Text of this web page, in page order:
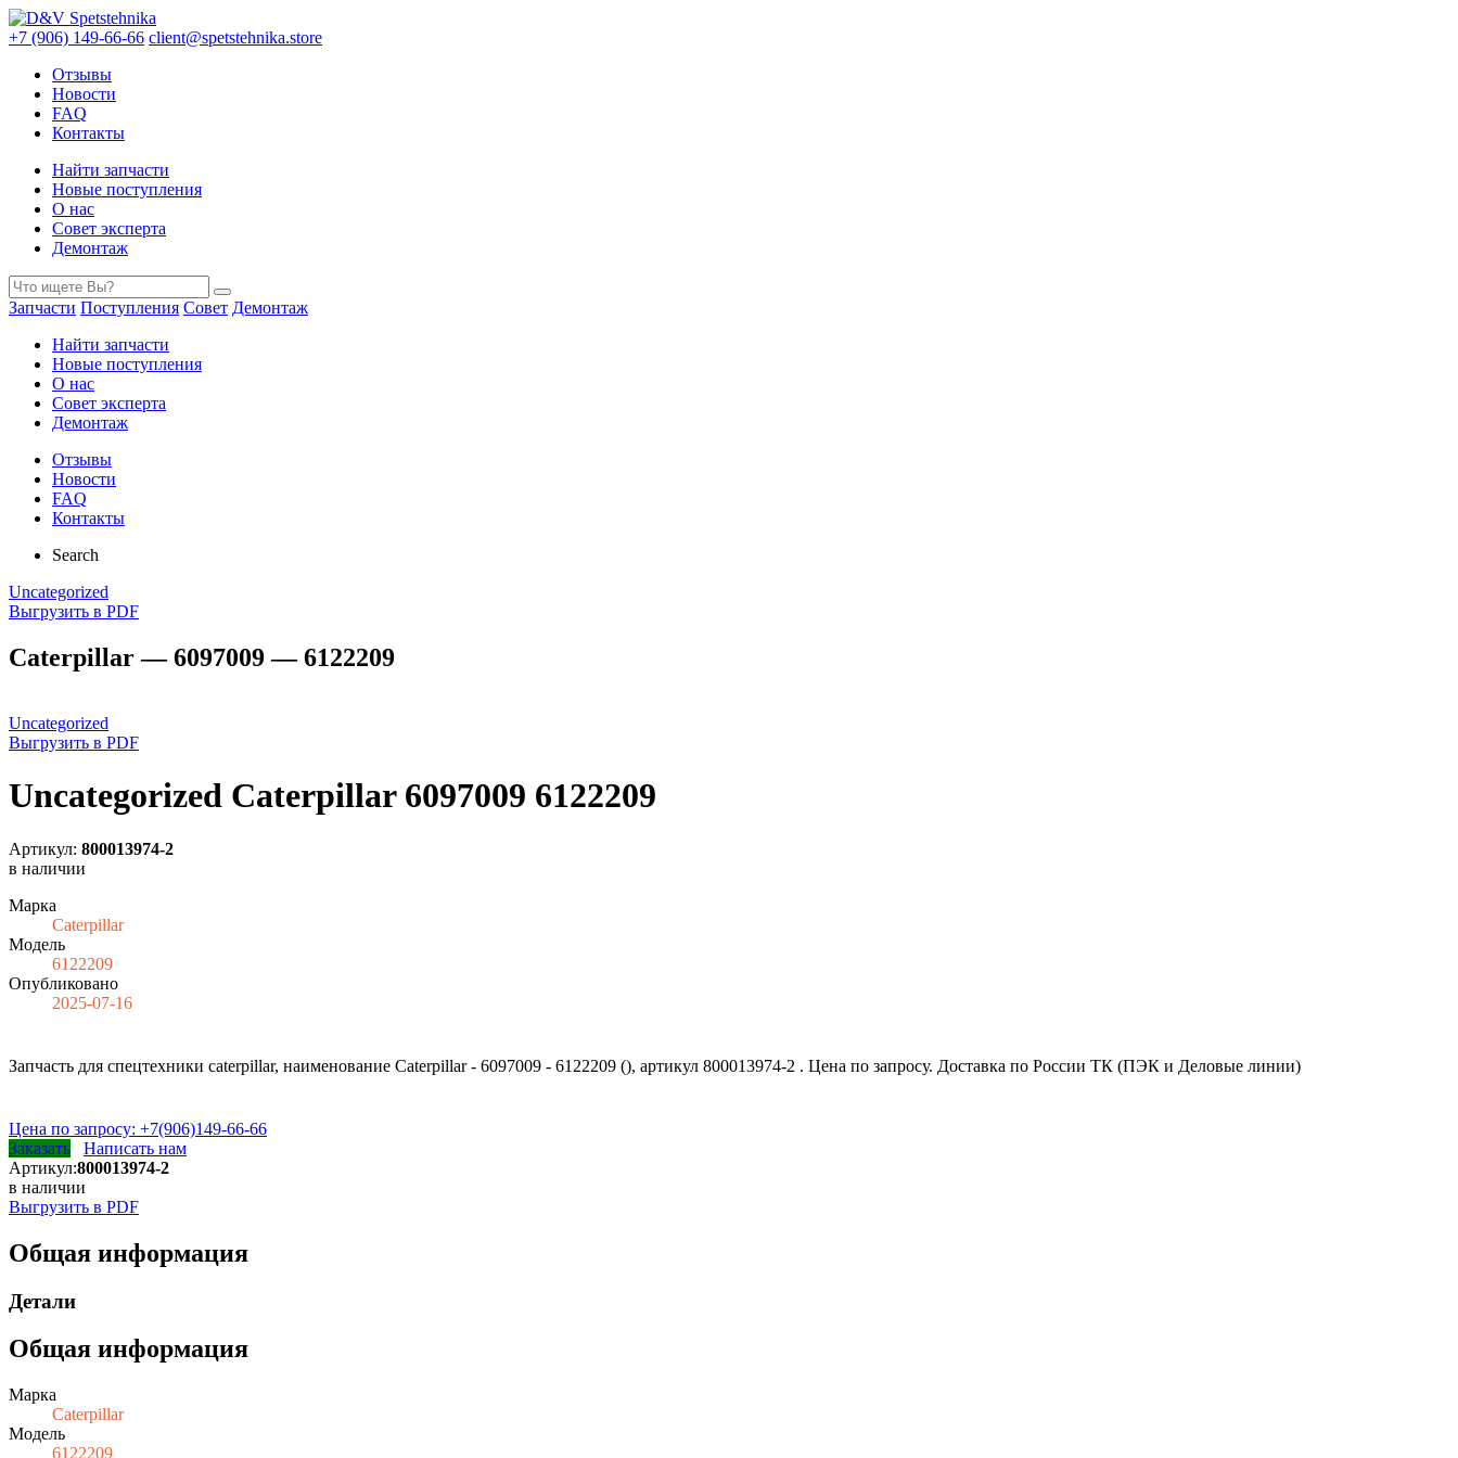
+7 (906) 149-66-66 client@spetstehnika.store
Отзывы
Новости
FAQ
Контакты
Найти запчасти
Новые поступления
О нас
Совет эксперта
Демонтаж
Запчасти Поступления Совет Демонтаж
Найти запчасти
Новые поступления
О нас
Совет эксперта
Демонтаж
Отзывы
Новости
FAQ
Контакты
Search
Uncategorized
Выгрузить в PDF
Caterpillar — 6097009 — 6122209
Uncategorized
Выгрузить в PDF
Uncategorized Caterpillar 6097009 6122209
Артикул: 800013974-2
в наличии
Марка
Caterpillar
Модель
6122209
Опубликовано
2025-07-16
Запчасть для спецтехники caterpillar, наименование Caterpillar - 6097009 - 6122209 (), артикул 800013974-2 . Цена по запросу. Доставка по России ТК (ПЭК и Деловые линии)
Цена по запросу: +7(906)149-66-66
Заказать
Написать нам
Артикул:800013974-2
в наличии
Выгрузить в PDF
Общая информация
Детали
Общая информация
Марка
Caterpillar
Модель
6122209